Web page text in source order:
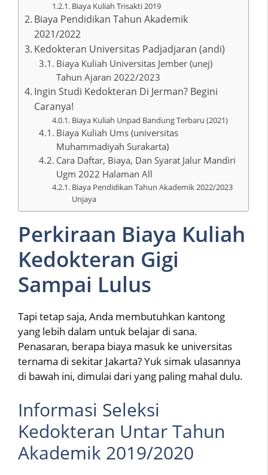
Biaya Kuliah Trisakti 2019
Biaya Pendidikan Tahun Akademik
2021/2022
Kedokteran Universitas Padjadjaran (andi)
Biaya Kuliah Universitas Jember (unej)
Tahun Ajaran 2022/2023
Ingin Studi Kedokteran Di Jerman? Begini
Caranya!
Biaya Kuliah Unpad Bandung Terbaru (2021)
Biaya Kuliah Ums (universitas
Muhammadiyah Surakarta)
Cara Daftar, Biaya, Dan Syarat Jalur Mandiri
Ugm 2022 Halaman All
Biaya Pendidikan Tahun Akademik 2022/2023
Unjaya
Perkiraan Biaya Kuliah
Kedokteran Gigi
Sampai Lulus
Tapi tetap saja, Anda membutuhkan kantong
yang lebih dalam untuk belajar di sana.
Penasaran, berapa biaya masuk ke universitas
ternama di sekitar Jakarta? Yuk simak ulasannya
di bawah ini, dimulai dari yang paling mahal dulu.
Informasi Seleksi
Kedokteran Untar Tahun
Akademik 2019/2020